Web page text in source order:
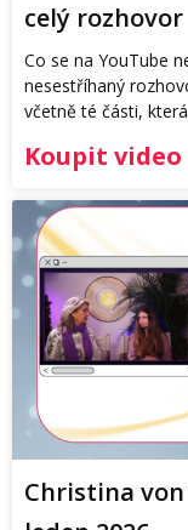
celý rozhovor
Co se na YouTube
nesestříhaný
včetně té části,
Koupit video
Christina